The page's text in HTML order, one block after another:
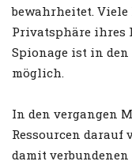
bewahrheitet. Viele
Privatsphäre ihres
Spionage ist in
möglich.
In den vergangen
Ressourcen darauf
damit